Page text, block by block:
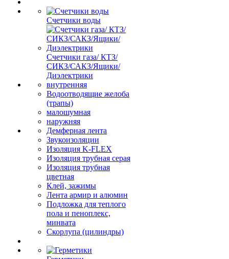
Счетчики воды
Счетчики газа/ КТЗ/
СИКЗ/САКЗ/Ящики/
Диэлектрики
внутренняя
Водоотводящие желоба
(трапы)
малошумная
наружняя
Демферная лента
Звукоизоляции
Изоляция K-FLEX
Изоляция трубная серая
Изоляция трубная
цветная
Клей, зажимы
Лента армир и алюмин
Подложка для теплого
пола и пеноплекс,
минвата
Скорлупа (цилиндры)